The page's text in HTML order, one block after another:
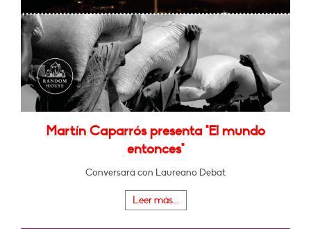
Martín Caparrós presenta "El mundo
entonces"
Conversará con Laureano Debat
Leer más...